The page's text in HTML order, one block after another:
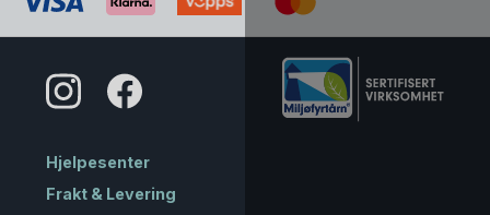
Hjelpesenter
Frakt & Levering